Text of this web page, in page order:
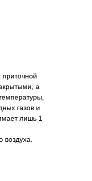
а
газов и
лишь 1
воздуха.